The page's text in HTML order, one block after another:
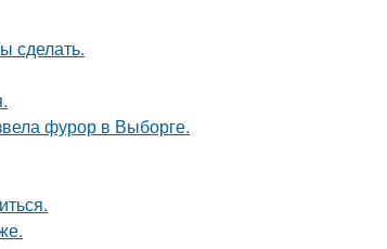
сделать.
фурор в Выборге.